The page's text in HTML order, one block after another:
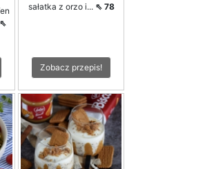
⇖
sałatka z orzo i... ⇖ 78
Zobacz przepis!